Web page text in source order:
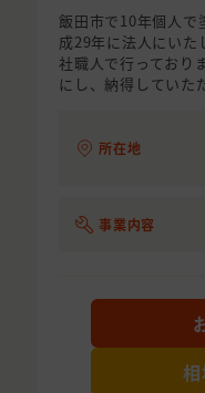
飯田市で10年個人で
成29年に法人にいた
社職人で行っており
にし、納得していた
所在地
事業内容